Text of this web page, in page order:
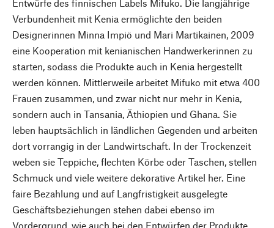
Entwürfe des finnischen Labels Mifuko. Die langjährige
Verbundenheit mit Kenia ermöglichte den beiden
Designerinnen Minna Impiö und Mari Martikainen, 2009
eine Kooperation mit kenianischen Handwerkerinnen zu
starten, sodass die Produkte auch in Kenia hergestellt
werden können. Mittlerweile arbeitet Mifuko mit etwa 400
Frauen zusammen, und zwar nicht nur mehr in Kenia,
sondern auch in Tansania, Äthiopien und Ghana. Sie
leben hauptsächlich in ländlichen Gegenden und arbeiten
dort vorrangig in der Landwirtschaft. In der Trockenzeit
weben sie Teppiche, flechten Körbe oder Taschen, stellen
Schmuck und viele weitere dekorative Artikel her. Eine
faire Bezahlung und auf Langfristigkeit ausgelegte
Geschäftsbeziehungen stehen dabei ebenso im
Vordergrund, wie auch bei den Entwürfen der Produkte